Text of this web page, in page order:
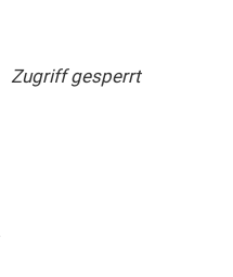
Zugriff gesperrt